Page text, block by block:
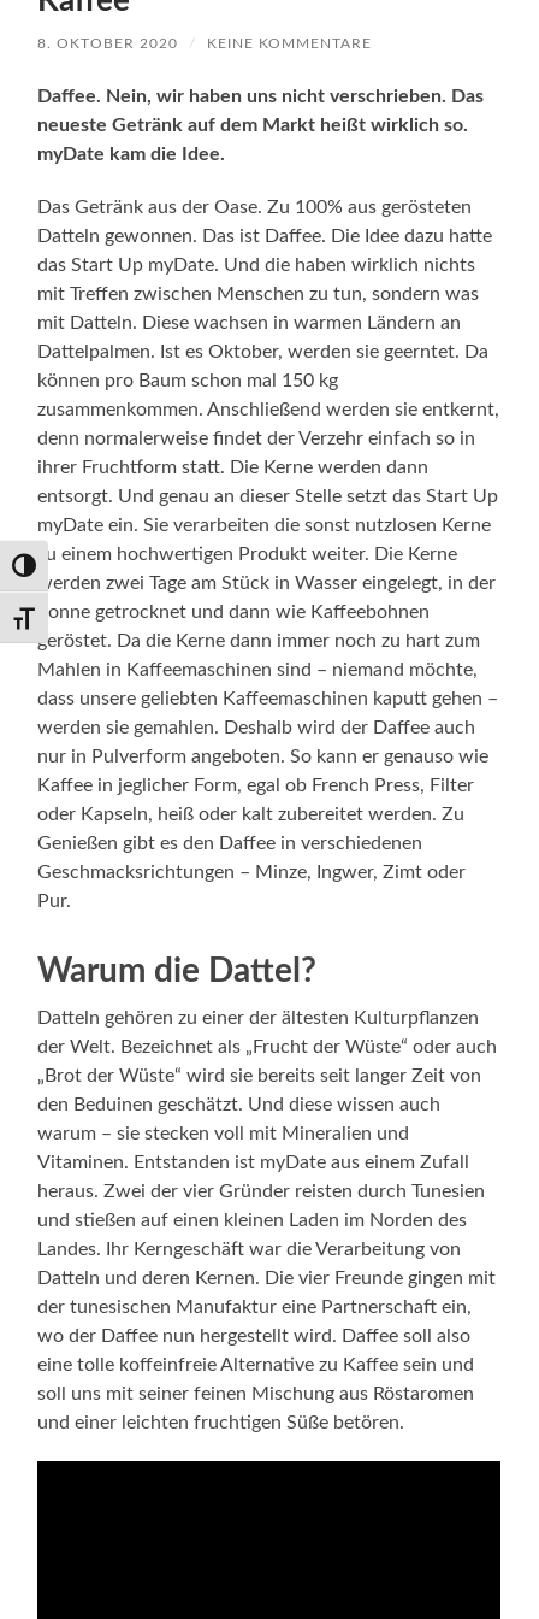
Umschalten auf hohe Kontraste
Schrift vergrößern
8. OKTOBER 2020 / KEINE KOMMENTARE
Daffee. Nein, wir haben uns nicht verschrieben. Das
neueste Getränk auf dem Markt heißt wirklich so.
myDate kam die Idee.
Das Getränk aus der Oase. Zu 100% aus gerösteten
Datteln gewonnen. Das ist Daffee. Die Idee dazu hatte
das Start Up myDate. Und die haben wirklich nichts
mit Treffen zwischen Menschen zu tun, sondern was
mit Datteln. Diese wachsen in warmen Ländern an
Dattelpalmen. Ist es Oktober, werden sie geerntet. Da
können pro Baum schon mal 150 kg
zusammenkommen. Anschließend werden sie entkernt,
denn normalerweise findet der Verzehr einfach so in
ihrer Fruchtform statt. Die Kerne werden dann
entsorgt. Und genau an dieser Stelle setzt das Start Up
myDate ein. Sie verarbeiten die sonst nutzlosen Kerne
zu einem hochwertigen Produkt weiter. Die Kerne
werden zwei Tage am Stück in Wasser eingelegt, in der
Sonne getrocknet und dann wie Kaffeebohnen
geröstet. Da die Kerne dann immer noch zu hart zum
Mahlen in Kaffeemaschinen sind – niemand möchte,
dass unsere geliebten Kaffeemaschinen kaputt gehen –
werden sie gemahlen. Deshalb wird der Daffee auch
nur in Pulverform angeboten. So kann er genauso wie
Kaffee in jeglicher Form, egal ob French Press, Filter
oder Kapseln, heiß oder kalt zubereitet werden. Zu
Genießen gibt es den Daffee in verschiedenen
Geschmacksrichtungen – Minze, Ingwer, Zimt oder
Pur.
Warum die Dattel?
Datteln gehören zu einer der ältesten Kulturpflanzen
der Welt. Bezeichnet als „Frucht der Wüste“ oder auch
„Brot der Wüste“ wird sie bereits seit langer Zeit von
den Beduinen geschätzt. Und diese wissen auch
warum – sie stecken voll mit Mineralien und
Vitaminen. Entstanden ist myDate aus einem Zufall
heraus. Zwei der vier Gründer reisten durch Tunesien
und stießen auf einen kleinen Laden im Norden des
Landes. Ihr Kerngeschäft war die Verarbeitung von
Datteln und deren Kernen. Die vier Freunde gingen mit
der tunesischen Manufaktur eine Partnerschaft ein,
wo der Daffee nun hergestellt wird. Daffee soll also
eine tolle koffeinfreie Alternative zu Kaffee sein und
soll uns mit seiner feinen Mischung aus Röstaromen
und einer leichten fruchtigen Süße betören.